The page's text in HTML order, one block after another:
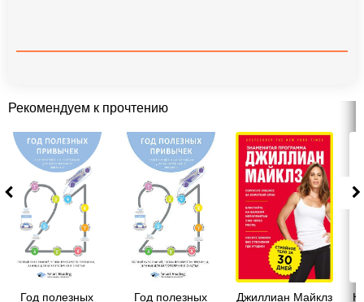
Рекомендуем к прочтению
Год полезных
Год полезных
Джиллиан Майклз